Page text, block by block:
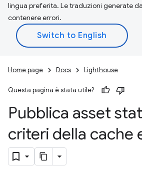
lingua preferita. Le traduzioni generate
contenere errori.
Home page Docs Lighthouse
Questa pagina è stata utile?
Pubblica asset
criteri della cache